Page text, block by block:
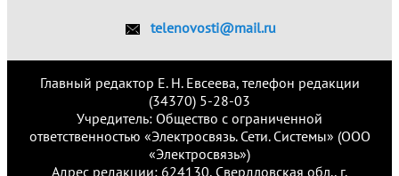
telenovosti@mail.ru
Главный редактор Е. Н. Евсеева, телефон редакции
(34370) 5-28-03
Учредитель: Общество с ограниченной
ответственностью «Электросвязь. Сети. Системы» (ООО
«Электросвязь»)
Адрес редакции: 624130, Свердловская обл., г.